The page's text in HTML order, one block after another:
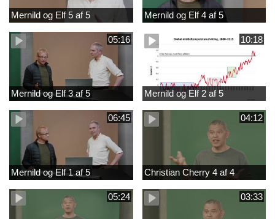
Mernild og Elf 5 af 5 Mernild og Elf 4 af 5
05:16
Mernild og Elf 3 af 5
10:18
Mernild og Elf 2 af 5
06:45
Mernild og Elf 1 af 5
04:12
Christian Cherry 4 af 4
05:24 03:33